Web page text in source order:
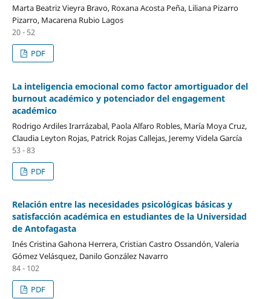
Marta Beatriz Vieyra Bravo, Roxana Acosta Peña, Liliana Pizarro
Pizarro, Macarena Rubio Lagos
20 - 52
PDF
La inteligencia emocional como factor amortiguador del
burnout académico y potenciador del engagement
académico
Rodrigo Ardiles Irarrázabal, Paola Alfaro Robles, María Moya Cruz,
Claudia Leyton Rojas, Patrick Rojas Callejas, Jeremy Videla García
53 - 83
PDF
Relación entre las necesidades psicológicas básicas y
satisfacción académica en estudiantes de la Universidad
de Antofagasta
Inés Cristina Gahona Herrera, Cristian Castro Ossandón, Valeria
Gómez Velásquez, Danilo González Navarro
84 - 102
PDF